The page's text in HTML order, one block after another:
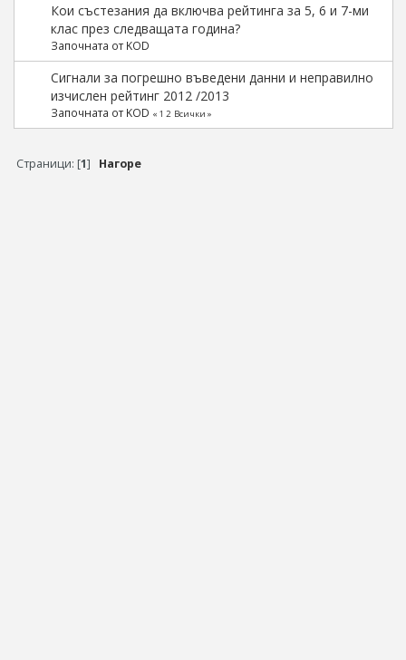
Кои състезания да включва рейтинга за 5, 6 и 7-ми
клас през следващата година?
Започната от KOD
Сигнали за погрешно въведени данни и неправилно
изчислен рейтинг 2012 /2013
Започната от KOD « 1 2 Всички »
Страници: [1] Нагоре